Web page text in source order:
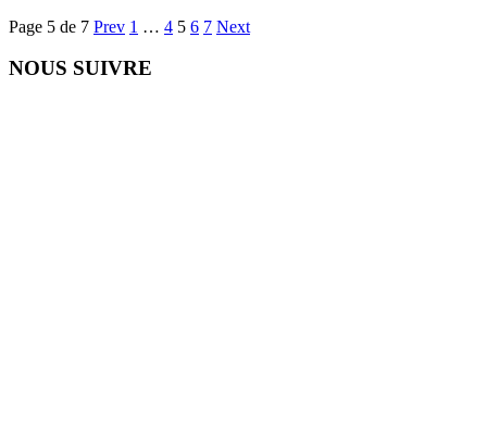
Page 5 de 7 Prev 1 … 4 5 6 7 Next
NOUS SUIVRE